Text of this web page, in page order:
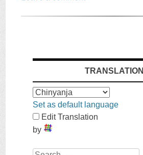
TRANSLATION
Set as default language
Edit Translation
by